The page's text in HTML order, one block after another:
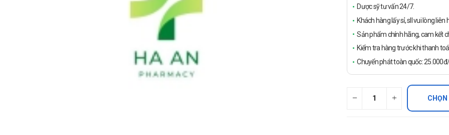
Dược sỹ tư vấn 24/7.
Khách hàng lấy sỉ, sll vui lòng
Sản phẩm chính hãng, cam kết
Kiểm tra hàng trước khi thanh
Chuyển phát toàn quốc: